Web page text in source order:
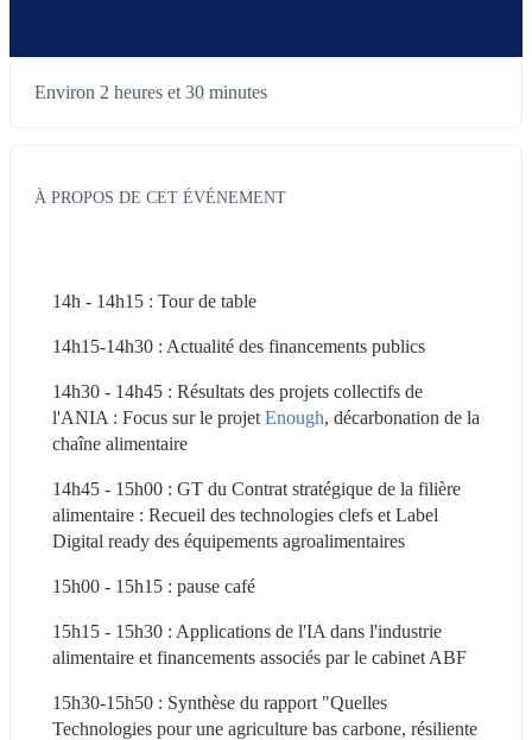
Environ 2 heures et 30 minutes
À PROPOS DE CET ÉVÉNEMENT
14h - 14h15 : Tour de table
14h15-14h30 : Actualité des financements publics
14h30 - 14h45 : Résultats des projets collectifs de
l'ANIA : Focus sur le projet Enough, décarbonation de la
chaîne alimentaire
14h45 - 15h00 : GT du Contrat stratégique de la filière
alimentaire : Recueil des technologies clefs et Label
Digital ready des équipements agroalimentaires
15h00 - 15h15 : pause café
15h15 - 15h30 : Applications de l'IA dans l'industrie
alimentaire et financements associés par le cabinet ABF
15h30-15h50 : Synthèse du rapport "Quelles
Technologies pour une agriculture bas carbone, résiliente